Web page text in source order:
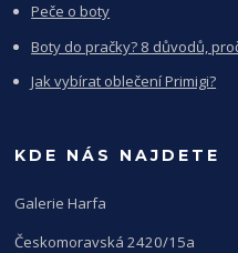
Peče o boty
Boty do pračky? 8 důvodů,
Jak vybírat oblečení Primigi?
KDE NÁS NAJDETE
Galerie Harfa
Českomoravská 2420/15a